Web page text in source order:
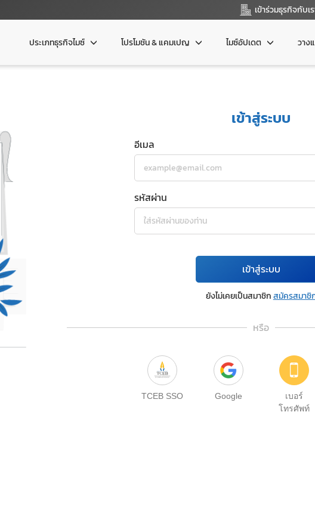
เข้าร่วมธุรกิจกับเ
ประเภทธุรกิจไมซ์ โปรโมชัน & แคมเปญ ไมซ์อัปเดต วาง
เข้าสู่ระบบ
อีเมล
รหัสผ่าน
เข้าสู่ระบบ
ยังไม่เคยเป็นสมาชิกสมัครสมาชิ
หรือ
TCEB SSO Google
เบอร์
โทรศัพท์